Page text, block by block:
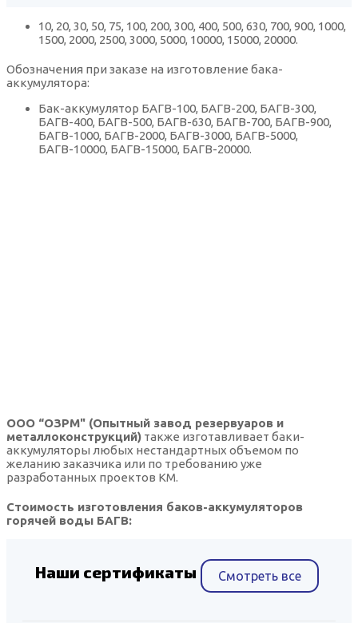
10, 20, 30, 50, 75, 100, 200, 300, 400, 500, 630, 700, 900, 1000,
1500, 2000, 2500, 3000, 5000, 10000, 15000, 20000.
Обозначения при заказе на изготовление бака-
аккумулятора:
Бак-аккумулятор БАГВ-100, БАГВ-200, БАГВ-300,
БАГВ-400, БАГВ-500, БАГВ-630, БАГВ-700, БАГВ-900,
БАГВ-1000, БАГВ-2000, БАГВ-3000, БАГВ-5000,
БАГВ-10000, БАГВ-15000, БАГВ-20000.
ООО “ОЗРМ" (Опытный завод резервуаров и
металлоконструкций) также изготавливает баки-
аккумуляторы любых нестандартных объемом по
желанию заказчика или по требованию уже
разработанных проектов КМ.
Стоимость изготовления баков-аккумуляторов
горячей воды БАГВ:
Наши сертификаты Смотреть все